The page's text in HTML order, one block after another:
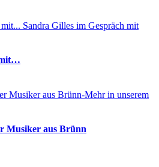
Musiker aus Brünn